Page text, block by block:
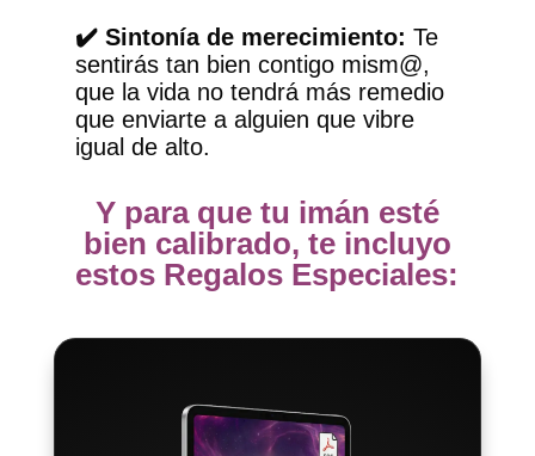
✔️ Sintonía de merecimiento: Te
sentirás tan bien contigo mism@,
que la vida no tendrá más remedio
que enviarte a alguien que vibre
igual de alto.
Y para que tu imán esté
bien calibrado, te incluyo
estos Regalos Especiales: